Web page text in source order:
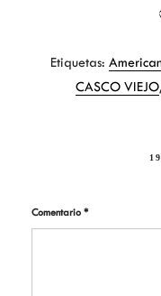
Etiquetas:
CASCO VIEJO,
Comentario *